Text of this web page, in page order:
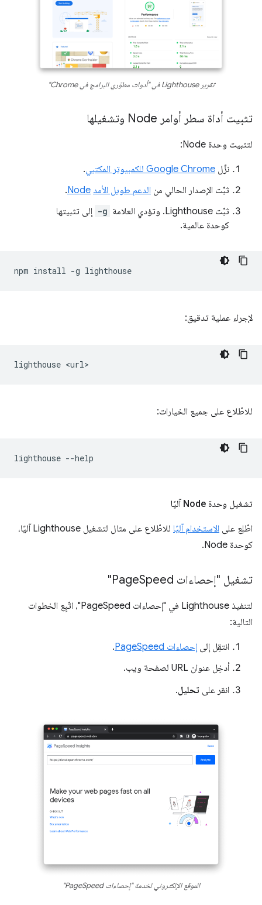
تقرير Lighthouse في "أدوات مطوّري البرامج في Chrome"
تثبيت أداة سطر أوامر Node وتشغيلها
لتثبيت وحدة Node:
نزِّل Google Chrome للكمبيوتر المكتبي
.
ثبِّت الإصدار الحالي من الدعم طويل الأمد Node
.
ثبِّت Lighthouse. وتؤدي العلامة
-g إلى تثبيتها
كوحدة عالمية.
npm install -g
لإجراء عملية تدقيق:
lighthouse
للاطّلاع على جميع الخيارات:
lighthouse
تشغيل وحدة Node آليًا
اطّلِع على الاستخدام آليًا
للاطّلاع على مثال لتشغيل Lighthouse آليًا،
كوحدة Node.
تشغيل "إحصاءات Page Speed"
لتنفيذ Lighthouse في "إحصاءات PageSpeed"، اتّبِع الخطوات
التالية:
انتقِل إلى إحصاءات PageSpeed
.
أدخِل عنوان URL لصفحة ويب.
انقر على تحليل.
الموقع الإلكتروني لخدمة "إحصاءات PageSpeed"